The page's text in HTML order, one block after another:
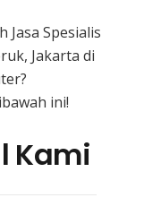
Jasa Spesialis
Jakarta di
ini!
Kami